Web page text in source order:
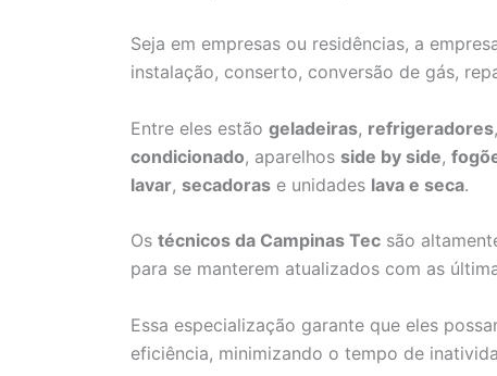
Seja em empresas ou residências, a
instalação, conserto, conversão de gás,
Entre eles estão geladeiras, refrigeradores,
condicionado, aparelhos side by side,
lavar, secadoras e unidades lava e seca.
Os técnicos da Campinas Tec são
para se manterem atualizados com as
Essa especialização garante que eles
eficiência, minimizando o tempo de